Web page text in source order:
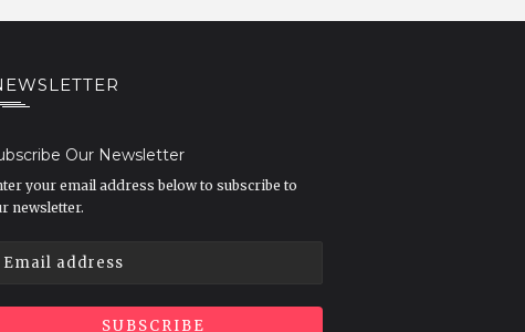
Our Newsletter
your email address below to subscribe to
newsletter.